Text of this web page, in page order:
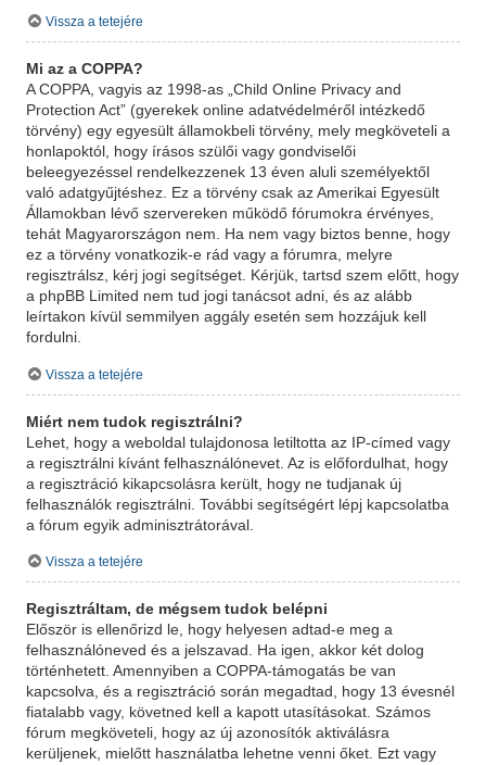
Vissza a tetejére
Mi az a COPPA?
A COPPA, vagyis az 1998-as „Child Online Privacy and
Protection Act” (gyerekek online adatvédelméről intézkedő
törvény) egy egyesült államokbeli törvény, mely megköveteli a
honlapoktól, hogy írásos szülői vagy gondviselői
beleegyezéssel rendelkezzenek 13 éven aluli személyektől
való adatgyűjtéshez. Ez a törvény csak az Amerikai Egyesült
Államokban lévő szervereken működő fórumokra érvényes,
tehát Magyarországon nem. Ha nem vagy biztos benne, hogy
ez a törvény vonatkozik-e rád vagy a fórumra, melyre
regisztrálsz, kérj jogi segítséget. Kérjük, tartsd szem előtt, hogy
a phpBB Limited nem tud jogi tanácsot adni, és az alább
leírtakon kívül semmilyen aggály esetén sem hozzájuk kell
fordulni.
Vissza a tetejére
Miért nem tudok regisztrálni?
Lehet, hogy a weboldal tulajdonosa letiltotta az IP-címed vagy
a regisztrálni kívánt felhasználónevet. Az is előfordulhat, hogy
a regisztráció kikapcsolásra került, hogy ne tudjanak új
felhasználók regisztrálni. További segítségért lépj kapcsolatba
a fórum egyik adminisztrátorával.
Vissza a tetejére
Regisztráltam, de mégsem tudok belépni
Először is ellenőrizd le, hogy helyesen adtad-e meg a
felhasználóneved és a jelszavad. Ha igen, akkor két dolog
történhetett. Amennyiben a COPPA-támogatás be van
kapcsolva, és a regisztráció során megadtad, hogy 13 évesnél
fiatalabb vagy, követned kell a kapott utasításokat. Számos
fórum megköveteli, hogy az új azonosítók aktiválásra
kerüljenek, mielőtt használatba lehetne venni őket. Ezt vagy